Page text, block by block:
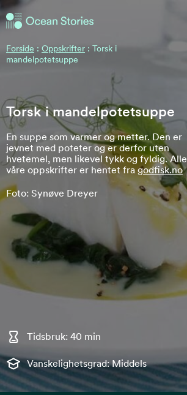
Ocean Stories
Forside : Oppskrifter : Torsk i
mandelpotetsuppe
Torsk i mandelpotetsuppe
En suppe som varmer og metter. Den er
jevnet med poteter og er derfor uten
hvetemel, men likevel tykk og fyldig. Alle
våre oppskrifter er hentet fragodfisk.no
Foto: Synøve Dreyer
Tidsbruk: 40 min
Vanskelighetsgrad: Middels